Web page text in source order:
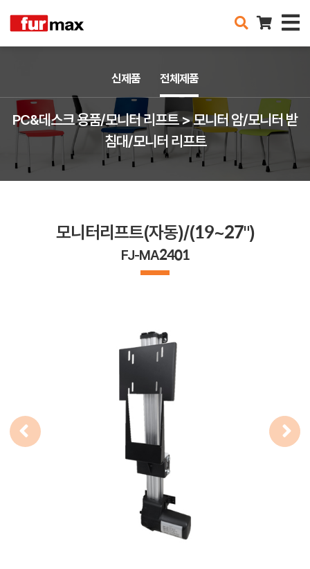
PC&데스크 용품/모니터 리프트 > 모니터 암/모니터 받
침대/모니터 리프트
신제품 전체제품
모니터리프트(자동)/(19~27")
FJ-MA2401